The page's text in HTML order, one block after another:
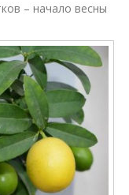
– начало весны